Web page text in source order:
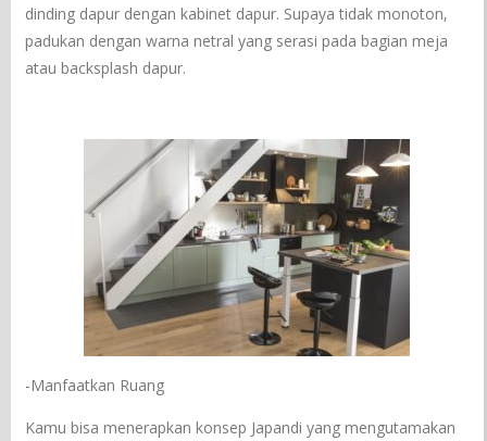
dinding dapur dengan kabinet dapur. Supaya tidak monoton,
padukan dengan warna netral yang serasi pada bagian meja
atau backsplash dapur.
-Manfaatkan Ruang
Kamu bisa menerapkan konsep Japandi yang mengutamakan